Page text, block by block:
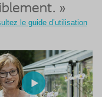
»
le guide d’utilisation